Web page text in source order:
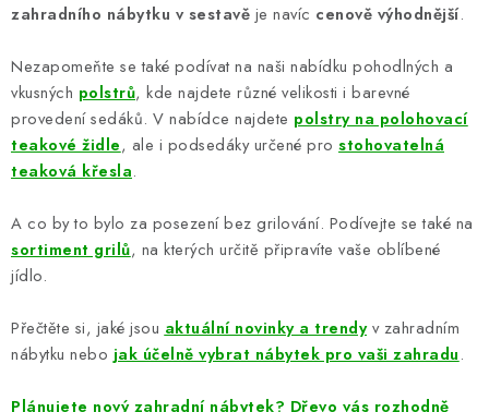
zahradního nábytku v sestavě je navíc cenově výhodnější.
Nezapomeňte se také podívat na naši nabídku pohodlných a
vkusných polstrů, kde najdete různé velikosti i barevné
provedení sedáků. V nabídce najdete polstry na polohovací
teakové židle, ale i podsedáky určené pro stohovatelná
teaková křesla.
A co by to bylo za posezení bez grilování. Podívejte se také na
sortiment grilů, na kterých určitě připravíte vaše oblíbené
jídlo.
Přečtěte si, jaké jsou aktuální novinky a trendyv zahradním
nábytku nebo jak účelně vybrat nábytek pro vaši zahradu.
Plánujete nový zahradní nábytek? Dřevo vás rozhodně